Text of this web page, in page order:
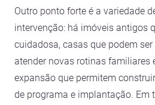
Outro ponto forte é a variedade
intervenção: há imóveis antigos
cuidadosa, casas que podem
atender novas rotinas familiares
expansão que permitem
de programa e implantação. Em